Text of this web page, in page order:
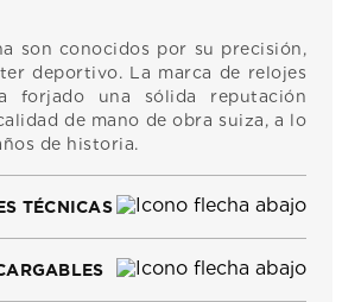
son conocidos por su precisión,
deportivo. La marca de relojes
forjado una sólida reputación
de mano de obra suiza, a lo
de historia.
TÉCNICAS